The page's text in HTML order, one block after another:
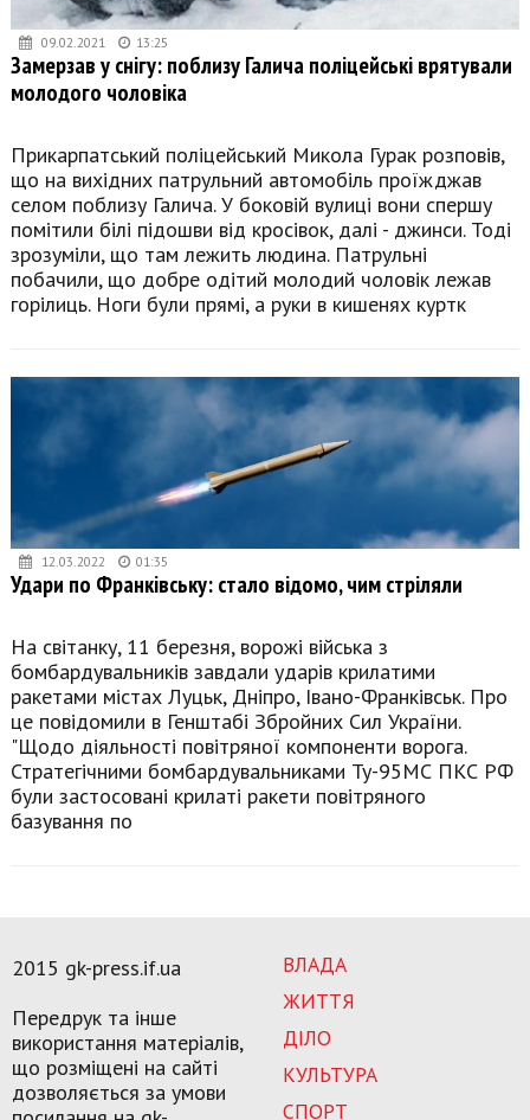
09.02.2021 13:25
Замерзав у снігу: поблизу Галича поліцейські врятували
молодого чоловіка
Прикарпатський поліцейський Микола Гурак розповів,
що на вихідних патрульний автомобіль проїжджав
селом поблизу Галича. У боковій вулиці вони спершу
помітили білі підошви від кросівок, далі - джинси. Тоді
зрозуміли, що там лежить людина. Патрульні
побачили, що добре одітий молодий чоловік лежав
горілиць. Ноги були прямі, а руки в кишенях куртк
12.03.2022 01:35
Удари по Франківську: стало відомо, чим стріляли
На світанку, 11 березня, ворожі війська з
бомбардувальників завдали ударів крилатими
ракетами містах Луцьк, Дніпро, Івано-Франківськ. Про
це повідомили в Генштабі Збройних Сил України.
"Щодо діяльності повітряної компоненти ворога.
Стратегічними бомбардувальниками Ту-95МС ПКС РФ
були застосовані крилаті ракети повітряного
базування по
ВЛАДА
ЖИТТЯ
ДІЛО
КУЛЬТУРА
СПОРТ
2015 gk-press.if.ua
Передрук та інше
використання матеріалів,
що розміщені на сайті
дозволяється за умови